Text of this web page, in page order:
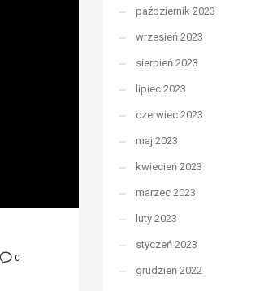
0
październik 2023
wrzesień 2023
sierpień 2023
lipiec 2023
czerwiec 2023
maj 2023
kwiecień 2023
marzec 2023
luty 2023
styczeń 2023
grudzień 2022